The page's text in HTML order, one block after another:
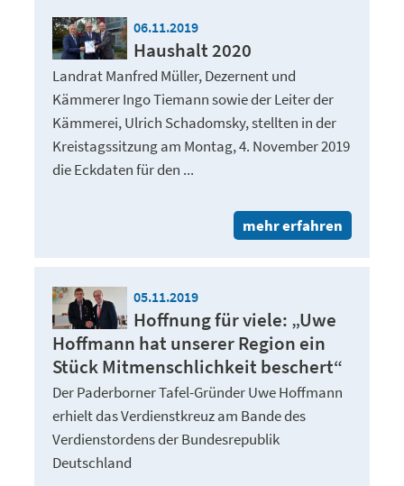
06.11.2019
Haushalt 2020
Landrat Manfred Müller, Dezernent und
Kämmerer Ingo Tiemann sowie der Leiter der
Kämmerei, Ulrich Schadomsky, stellten in der
Kreistagssitzung am Montag, 4. November 2019
die Eckdaten für den ...
mehr erfahren
05.11.2019
Hoffnung für viele: „Uwe
Hoffmann hat unserer Region ein
Stück Mitmenschlichkeit beschert“
Der Paderborner Tafel-Gründer Uwe Hoffmann
erhielt das Verdienstkreuz am Bande des
Verdienstordens der Bundesrepublik
Deutschland